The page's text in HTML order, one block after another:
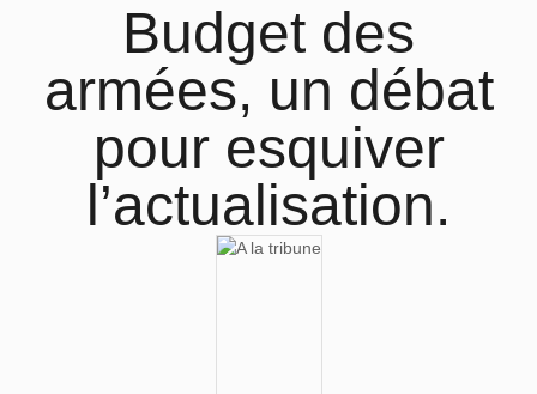
Budget des
armées, un débat
pour esquiver
l’actualisation.